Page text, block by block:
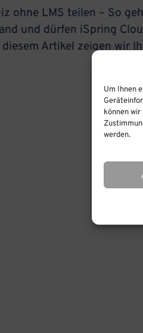
Um Ihnen
können
werden.
ohne LMS teilen – So
und dürfen iSpring
diesem Artikel zeigen wir